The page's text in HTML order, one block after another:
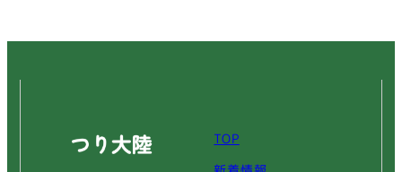
TOP